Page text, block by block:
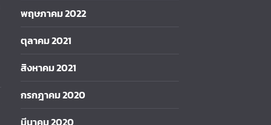
พฤษภาคม 2022
ตุลาคม 2021
สิงหาคม 2021
กรกฎาคม 2020
มีนาคม 2020